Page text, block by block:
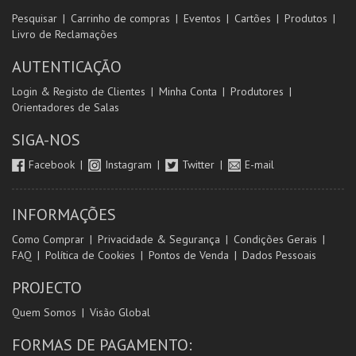
Pesquisar Carrinho de compras Eventos Cartões
Produtos
Livro de Reclamações
AUTENTICAÇÃO
Login & Registo de Clientes Minha Conta
Produtores
Orientadores de Salas
SIGA-NOS
Facebook Instagram Twitter E-mail
INFORMAÇÕES
Como Comprar Privacidade & Segurança
Condições Gerais
FAQ
Política de Cookies Pontos de Venda Dados Pessoais
PROJECTO
Quem Somos Visão Global
FORMAS DE PAGAMENTO: